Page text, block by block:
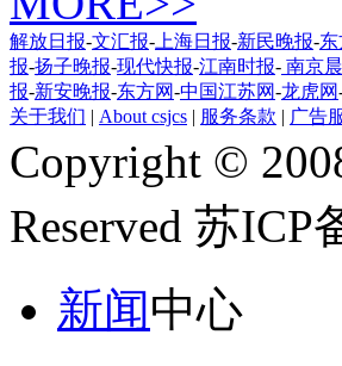
解放日报-文汇报- 上海日报-新民晚报-
报-扬子晚报-现代快报-江南时报- 南京
报-新安晚报-东方网-中国江苏网-龙虎网
关于我们 | About csjcs | 服务条款 | 广告
Copyright ©
Reserved 苏ICP
新闻中心